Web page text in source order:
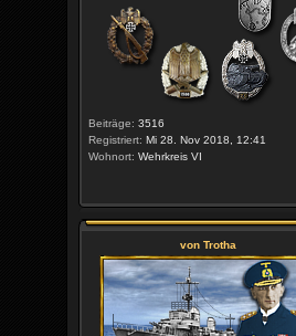
Beiträge: 3516
Registriert: Mi 28. Nov 2018, 12:41
Wohnort: Wehrkreis VI
von Trotha